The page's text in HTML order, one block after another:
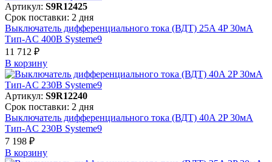
Артикул: S9R12425
Срок поставки: 2 дня
Выключатель дифференциального тока (ВДТ) 25A 4P 30мА
Тип-AC 400В Systeme9
11 712 ₽
В корзинy
Артикул: S9R12240
Срок поставки: 2 дня
Выключатель дифференциального тока (ВДТ) 40A 2P 30мА
Тип-AC 230В Systeme9
7 198 ₽
В корзинy